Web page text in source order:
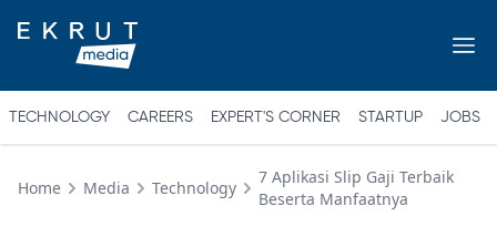
TECHNOLOGY CAREERS EXPERT'S CORNER STARTUP JOBS
Home Media Technology
7 Aplikasi Slip Gaji Terbaik
Beserta Manfaatnya